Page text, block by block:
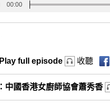
00:00
full episode 收聽
中國香港女廚師協會蕭秀香